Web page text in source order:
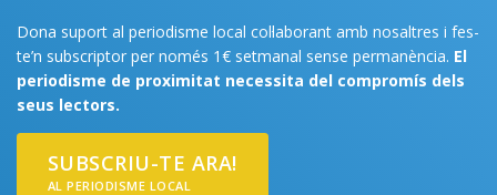
Dona suport al periodisme local col·laborant amb nosaltres i fes-
te’n subscriptor per només 1€ setmanal sense permanència. El
periodisme de proximitat necessita del compromís dels
seus lectors.
SUBSCRIU-TE ARA!
AL PERIODISME LOCAL